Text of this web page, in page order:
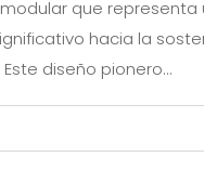
que representa
hacia la
diseño pionero...